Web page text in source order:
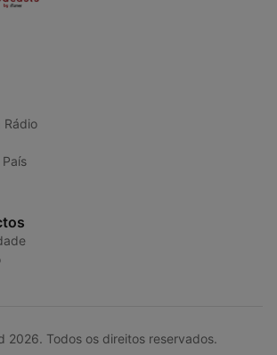
Rádio
2026. Todos os direitos reservados.